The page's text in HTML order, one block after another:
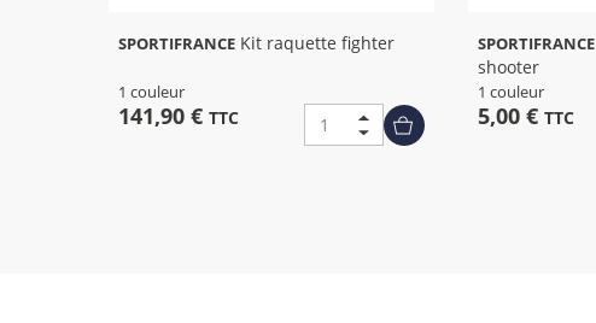
SPORTIFRANCE Kit raquette fighter
1 couleur
141,90 € TTC
SPORTIFRANCERaquette ping-pong
shooter
1 couleur
5,00 € TTC